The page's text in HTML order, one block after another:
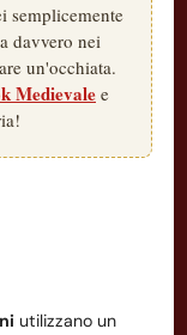
semplicemente
davvero nei
un'occhiata.
Medievale e
utilizzano un